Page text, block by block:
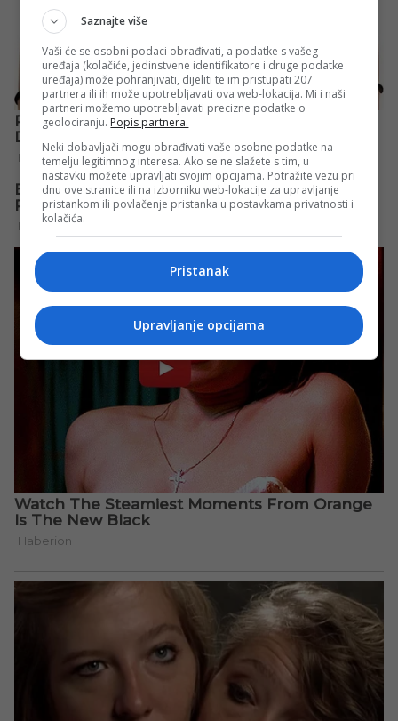
Saznajte više
Vaši će se osobni podaci obrađivati, a podatke s vašeg
uređaja (kolačiće, jedinstvene identifikatore i druge podatke
uređaja) može pohranjivati, dijeliti te im pristupati 207
partnera ili ih može upotrebljavati ova web-lokacija. Mi i naši
partneri možemo upotrebljavati precizne podatke o
geolociranju. Popis partnera.
Neki dobavljači mogu obrađivati vaše osobne podatke na
temelju legitimnog interesa. Ako se ne slažete s tim, u
nastavku možete upravljati svojim opcijama. Potražite vezu pri
dnu ove stranice ili na izborniku web-lokacije za upravljanje
pristankom ili povlačenje pristanka u postavkama privatnosti i
kolačića.
Pristanak
Upravljanje opcijama